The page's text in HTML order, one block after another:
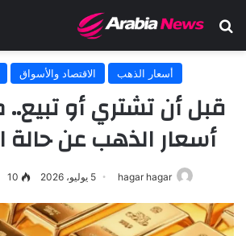
بحث عن
أسعار الذهب الاقتصاد والأسواق
قبل أن تشتري أو تبيع..
أسعار الذهب عن حالة
hagar hagar 5 يوليو، 2026 10